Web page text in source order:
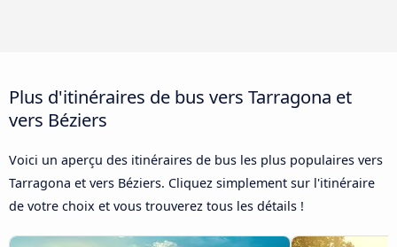
Plus d'itinéraires de bus vers Tarragona et
vers Béziers
Voici un aperçu des itinéraires de bus les plus populaires vers
Tarragona et vers Béziers. Cliquez simplement sur l'itinéraire
de votre choix et vous trouverez tous les détails !